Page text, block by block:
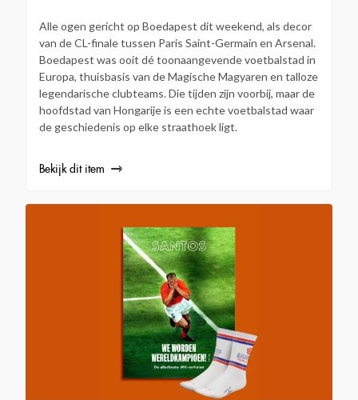
Alle ogen gericht op Boedapest dit weekend, als decor
van de CL-finale tussen Paris Saint-Germain en Arsenal.
Boedapest was ooit dé toonaangevende voetbalstad in
Europa, thuisbasis van de Magische Magyaren en talloze
legendarische clubteams. Die tijden zijn voorbij, maar de
hoofdstad van Hongarije is een echte voetbalstad waar
de geschiedenis op elke straathoek ligt.
Bekijk dit item